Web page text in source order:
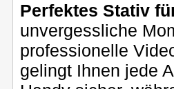
Perfektes Stativ
unvergessliche
professionelle
gelingt Ihnen jede